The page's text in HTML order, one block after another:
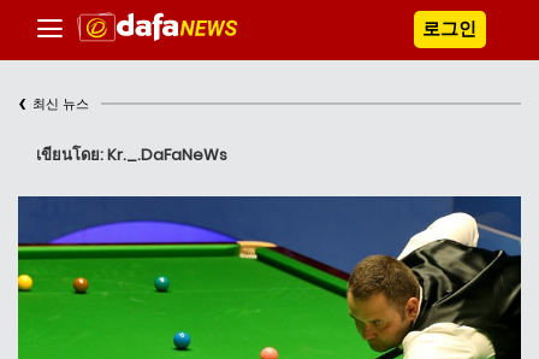
로그인
‹ 최신 뉴스
เขียนโดย: Kr._.DaFaNeWs